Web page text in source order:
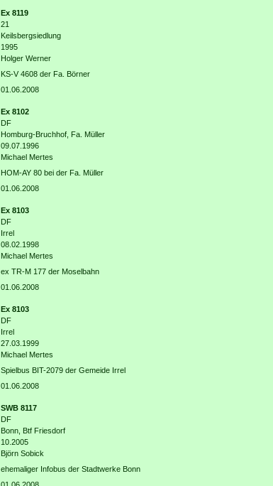
Ex 8119
21
Keilsbergsiedlung
1995
Holger Werner
KS-V 4608 der Fa. Börner
01.06.2008
Ex 8102
DF
Homburg-Bruchhof, Fa. Müller
09.07.1996
Michael Mertes
HOM-AY 80 bei der Fa. Müller
01.06.2008
Ex 8103
DF
Irrel
08.02.1998
Michael Mertes
ex TR-M 177 der Moselbahn
01.06.2008
Ex 8103
DF
Irrel
27.03.1999
Michael Mertes
Spielbus BIT-2079 der Gemeide Irrel
01.06.2008
SWB 8117
DF
Bonn, Btf Friesdorf
10.2005
Björn Sobick
ehemaliger Infobus der Stadtwerke Bonn